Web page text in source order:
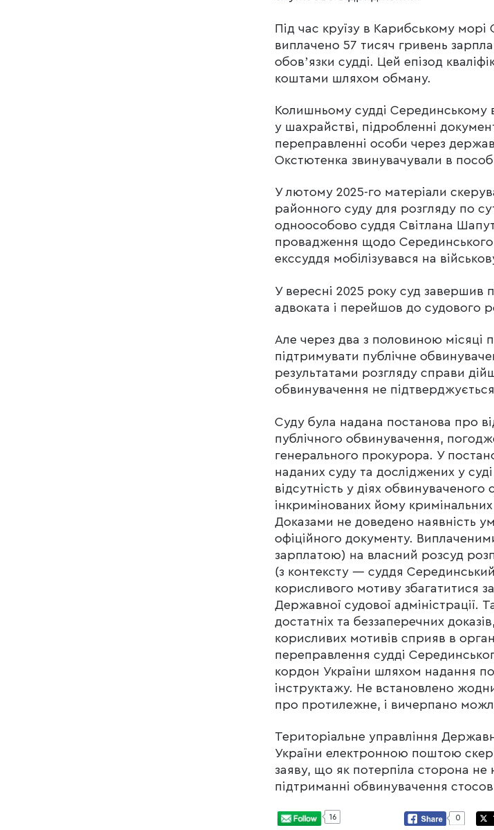
Під час круїзу в Карибському
виплачено 57 тисяч гривень
обовʼязки судді. Цей епізод
коштами шляхом обману.
Колишньому судді Серединському
у шахрайстві, підробленні
переправленні особи через
Окстютенка звинувачували в
У лютому 2025-го матеріали
районного суду для розгляду по
одноособово суддя Світлана
провадження щодо
екссуддя мобілізувався на
У вересні 2025 року суд завершив
адвоката і перейшов до судового
Але через два з половиною місяці
підтримувати публічне
результатами розгляду справи
обвинувачення не
Суду була надана постанова про
публічного обвинувачення,
генерального прокурора. У
наданих суду та досліджених у
відсутність у діях обвинуваченого
інкримінованих йому
Доказами не доведено наявність
офіційного документу.
зарплатою) на власний розсуд
(з контексту — суддя
корисливого мотиву збагатитися
Державної судової адміністрації.
достатніх та беззаперечних
корисливих мотивів сприяв в
переправлення судді
кордон України шляхом надання
інструктажу. Не встановлено
про протилежне, і вичерпано
Територіальне управління
України електронною поштою
заяву, що як потерпіла сторона
підтриманні обвинувачення
16 0